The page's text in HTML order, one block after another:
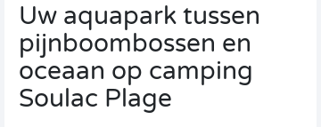
Uw aquapark tussen
pijnboombossen en
oceaan op camping
Soulac Plage